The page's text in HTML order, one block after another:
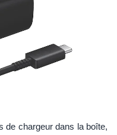
de chargeur dans la boîte,